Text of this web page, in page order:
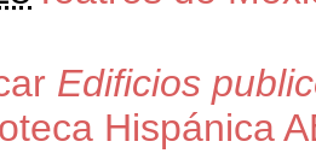
Edificios
Hispánica